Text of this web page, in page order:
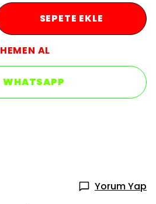
SEPETE EKLE
HEMEN AL
WHATSAPP
Yorum Yap